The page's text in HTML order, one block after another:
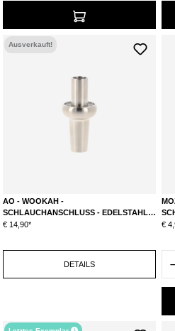
Ausverkauft!
AO - WOOKAH -
SCHLAUCHANSCHLUSS - EDELSTAHL -
1.0
€ 14,90*
DETAILS
€